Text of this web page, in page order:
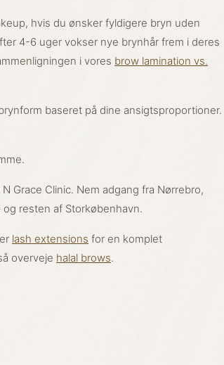
hvis du ønsker fyldigere bryn uden
4-6 uger vokser nye brynhår frem i deres
i vores brow lamination vs.
baseret på dine ansigtsproportioner.
Grace Clinic. Nem adgang fra Nørrebro,
resten af Storkøbenhavn.
lash extensions for en komplet
overveje halal brows.